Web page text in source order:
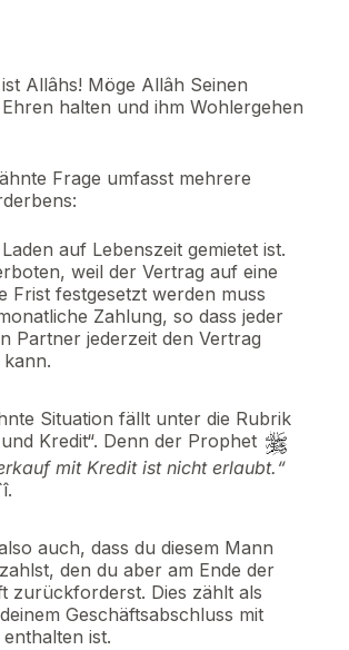
Allâhs! Möge Allâh Seinen
halten und ihm Wohlergehen
Frage umfasst mehrere
auf Lebenszeit gemietet ist.
weil der Vertrag auf eine
Frist festgesetzt werden muss
Zahlung, so dass jeder
Partner jederzeit den Vertrag
Situation fällt unter die Rubrik
Kredit“. Denn der Prophet
mit Kredit ist nicht erlaubt.“
auch, dass du diesem Mann
den du aber am Ende der
zurückforderst. Dies zählt als
Geschäftsabschluss mit
ist.